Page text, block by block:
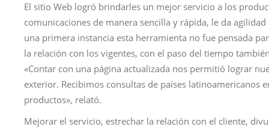
El sitio Web logró brindarles un mejor servicio a los
comunicaciones de manera sencilla y rápida, le da
una primera instancia esta herramienta no fue pensada
la relación con los vigentes, con el paso del tiempo
«Contar con una página actualizada nos permitió lograr
exterior. Recibimos consultas de países latinoamericanos
productos», relató.
Mejorar el servicio, estrechar la relación con el cliente,